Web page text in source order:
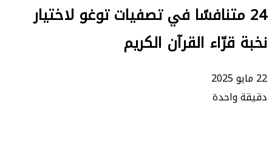
متنافسًا في تصفيات توغو لاختيار
القرآن الكريم